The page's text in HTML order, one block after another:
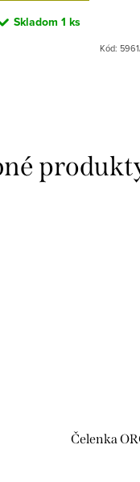
Skladom 1 ks
Kód:
Čelenka